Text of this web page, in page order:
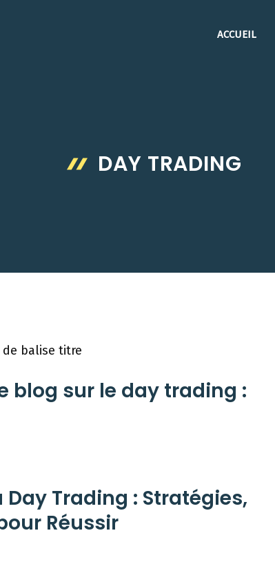
ACCUEIL
DAY TRADING
de balise titre
blog sur le day trading :
Trading : Stratégies,
Réussir